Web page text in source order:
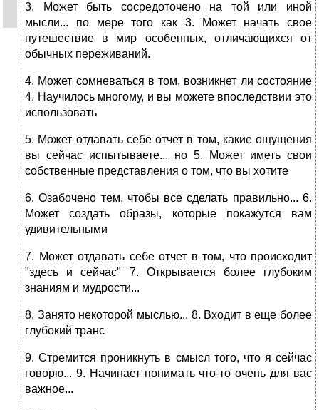
3. Может быть сосредоточено на той или иной
мысли... по мере того как 3. Может начать свое
путешествие в мир особенных, отличающихся от
обычных переживаний.
4. Может сомневаться в том, возникнет ли состояние
4. Научилось многому, и вы можете впоследствии это
использовать
5. Может отдавать себе отчет в том, какие ощущения
вы сейчас испытываете... но 5. Может иметь свои
собственные представления о том, что вы хотите
6. Озабочено тем, чтобы все сделать правильно... 6.
Может создать образы, которые покажутся вам
удивительными
7. Может отдавать себе отчет в том, что происходит
"здесь и сейчас" 7. Открывается более глубоким
знаниям и мудрости...
8. Занято некоторой мыслью... 8. Входит в еще более
глубокий транс
9. Стремится проникнуть в смысл того, что я сейчас
говорю... 9. Начинает понимать что-то очень для вас
важное...